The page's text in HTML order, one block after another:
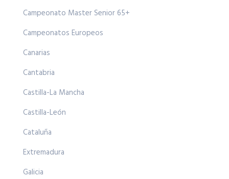
Campeonato Master Senior 65+
Campeonatos Europeos
Canarias
Cantabria
Castilla-La Mancha
Castilla-León
Cataluña
Extremadura
Galicia